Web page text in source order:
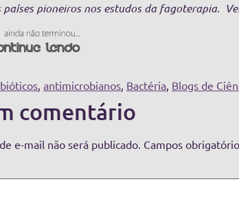
pioneiros nos estudos da fagoterapia.
, antimicrobianos, Bactéria, Blogs de
comentário
e-mail não será publicado. Campos